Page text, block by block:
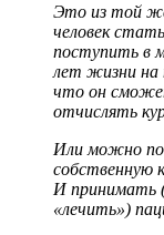
Это из той
человек
поступить в
лет жизни на
что он
отчислять
Или можно
собственную
И принимать
«лечить»)